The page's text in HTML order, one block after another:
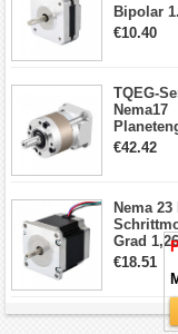
Bipolar
8.7Ncm
€10.40
TQEG-
Nema17
10:1
€42.42
Nema
Grad
2,5V 4
23hs22-
€18.51